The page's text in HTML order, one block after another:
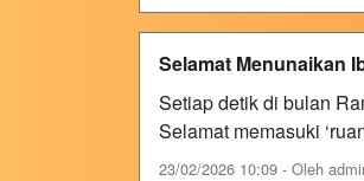
Selamat Menunaikan
Setiap detik di bulan
Selamat memasuki
23/02/2026 10:09 - Oleh